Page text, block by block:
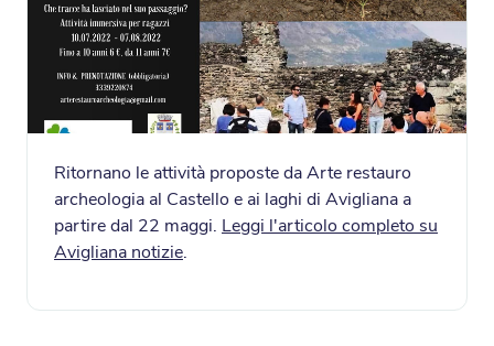
Ritornano le attività proposte da Arte restauro
archeologia al Castello e ai laghi di Avigliana a
partire dal 22 maggi. Leggi l'articolo completo su
Avigliana notizie.